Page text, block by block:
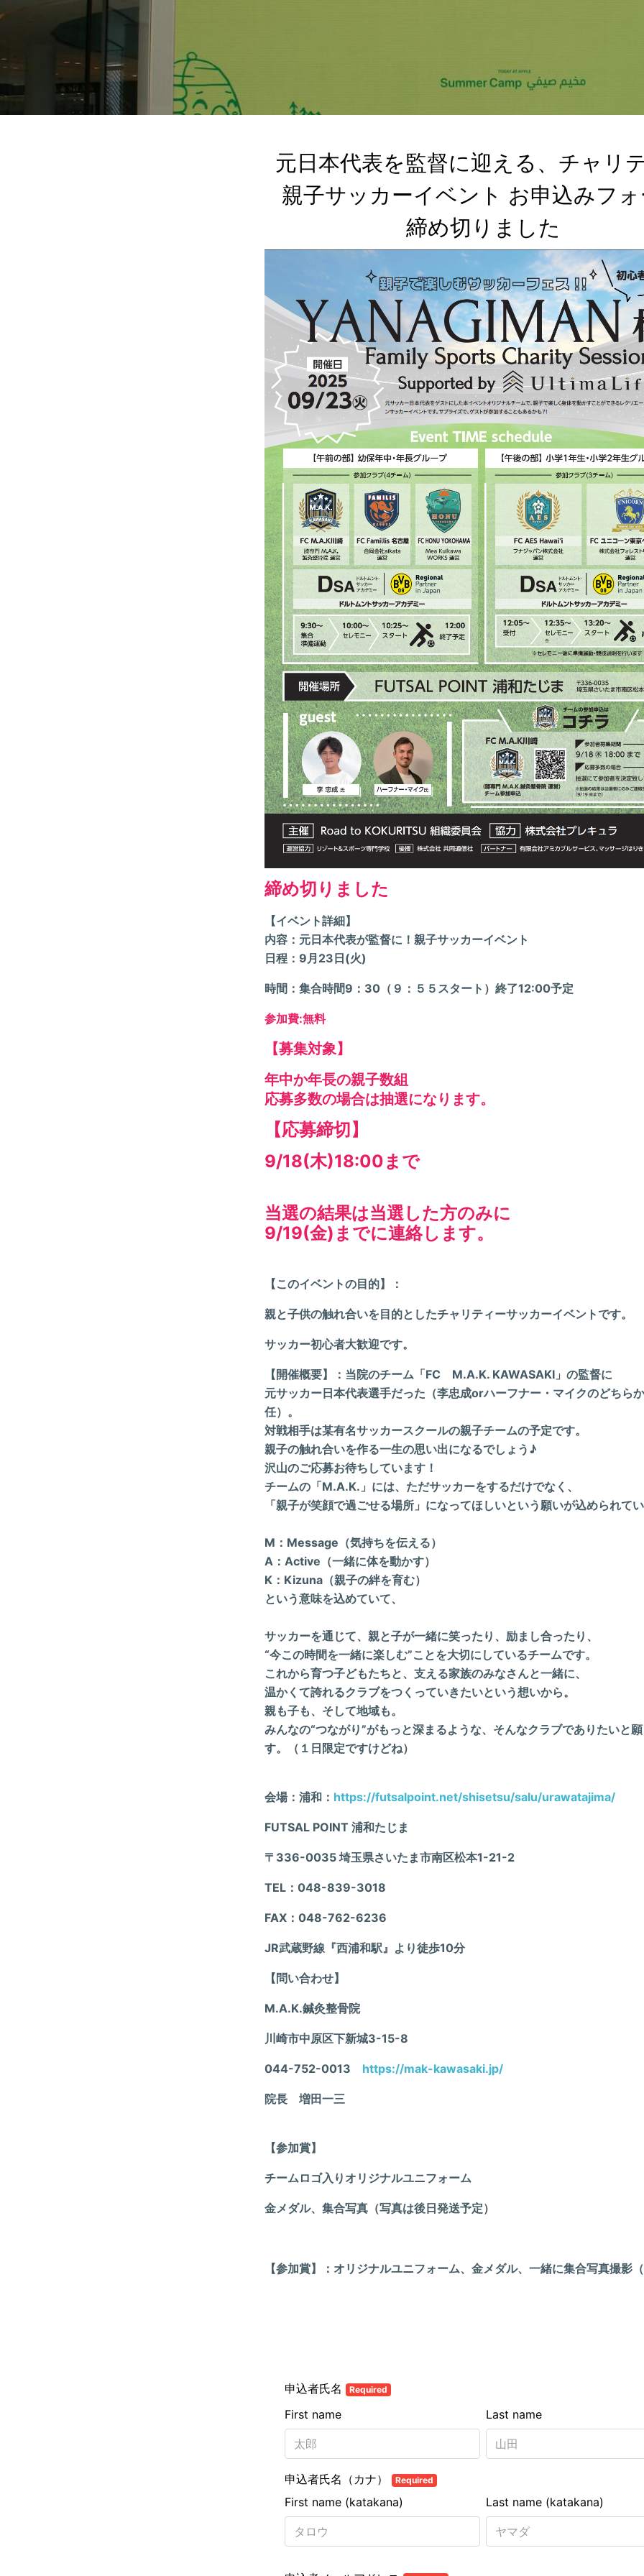
元日本代表を監督に迎える、チャリ
親子サッカーイベント お申込みフ
締め切りました
締め切りました
【イベント詳細】
内容：元日本代表が監督に！親子サッカーイベント
日程：9月23日(火)
時間：集合時間9：30（９：５５スタート）終了12:00予定
参加費:無料
【募集対象】
年中か年長の親子数組
応募多数の場合は抽選になります。
【応募締切】
9/18(木)18:00まで
当選の結果は当選した方のみに
9/19(金)までに連絡します。
【このイベントの目的】 ：
親と子供の触れ合いを目的としたチャリティーサッカーイベントです。
サッカー初心者大歓迎です。
【開催概要】：当院のチーム「FC M.A.K. KAWASAKI」の監督に
元サッカー日本代表選手だった（李忠成orハーフナー・マイクのどちら
任）。
対戦相手は某有名サッカースクールの親子チームの予定です。
親子の触れ合いを作る一生の思い出になるでしょう♪
沢山のご応募お待ちしています！
チームの「M.A.K.」 には、ただサッカーをするだけでなく、
「親子が笑顔で過ごせる場所」になってほしいという願いが込められて
M：Message（気持ちを伝える）
A：Active（一緒に体を動かす）
K：Kizuna（親子の絆を育む）
という意味を込めていて、
サッカーを通じて、親と子が一緒に笑ったり、励まし合ったり、
“今この時間を一緒に楽しむ”ことを大切にしているチームです。
これから育つ子どもたちと、支える家族のみなさんと一緒に、
温かくて誇れるクラブをつくっていきたいという想いから。
親も子も、そして地域も。
みんなの“つながり”がもっと深まるような、そんなクラブでありたいと
す。（１日限定ですけどね）
会場：浦和： https://futsalpoint.net/shisetsu/salu/urawatajima/
FUTSAL POINT 浦和たじま
〒336-0035 埼玉県さいたま市南区松本1-21-2
TEL：048-839-3018
FAX：048-762-6236
JR武蔵野線『西浦和駅』より徒歩10分
【問い合わせ】
M.A.K.鍼灸整骨院
川崎市中原区下新城3-15-8
044-752-0013 https://mak-kawasaki.jp/
院長 増田一三
【参加賞】
チームロゴ入りオリジナルユニフォーム
金メダル、集合写真（写真は後日発送予定）
【参加賞】： オリジナルユニフォーム、金メダル、一緒に集合写真撮影
申込者氏名 Required
Last name
First name
申込者氏名（カナ） Required
Last name (katakana)
First name (katakana)